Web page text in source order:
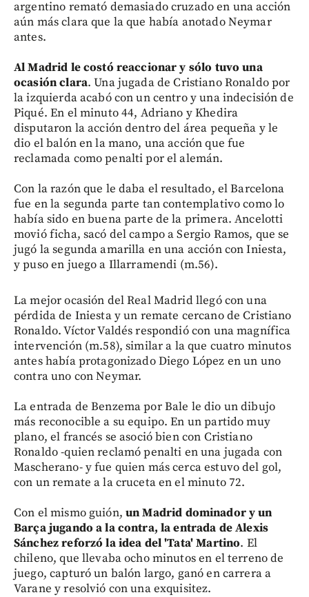
argentino remató demasiado cruzado en una acción
aún más clara que la que había anotado Neymar
antes.
Al Madrid le costó reaccionar y sólo tuvo una
ocasión clara. Una jugada de Cristiano Ronaldo por
la izquierda acabó con un centro y una indecisión de
Piqué. En el minuto 44, Adriano y Khedira
disputaron la acción dentro del área pequeña y le
dio el balón en la mano, una acción que fue
reclamada como penalti por el alemán.
Con la razón que le daba el resultado, el Barcelona
fue en la segunda parte tan contemplativo como lo
había sido en buena parte de la primera. Ancelotti
movió ficha, sacó del campo a Sergio Ramos, que se
jugó la segunda amarilla en una acción con Iniesta,
y puso en juego a Illarramendi (m.56).
La mejor ocasión del Real Madrid llegó con una
pérdida de Iniesta y un remate cercano de Cristiano
Ronaldo. Víctor Valdés respondió con una magnífica
intervención (m.58), similar a la que cuatro minutos
antes había protagonizado Diego López en un uno
contra uno con Neymar.
La entrada de Benzema por Bale le dio un dibujo
más reconocible a su equipo. En un partido muy
plano, el francés se asoció bien con Cristiano
Ronaldo -quien reclamó penalti en una jugada con
Mascherano- y fue quien más cerca estuvo del gol,
con un remate a la cruceta en el minuto 72.
Con el mismo guión, un Madrid dominador y un
Barça jugando a la contra, la entrada de Alexis
Sánchez reforzó la idea del 'Tata' Martino. El
chileno, que llevaba ocho minutos en el terreno de
juego, capturó un balón largo, ganó en carrera a
Varane y resolvió con una exquisitez.